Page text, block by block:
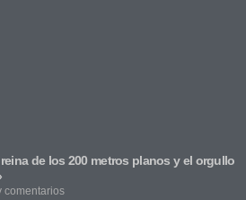
de los 200 metros planos y el orgullo
comentarios